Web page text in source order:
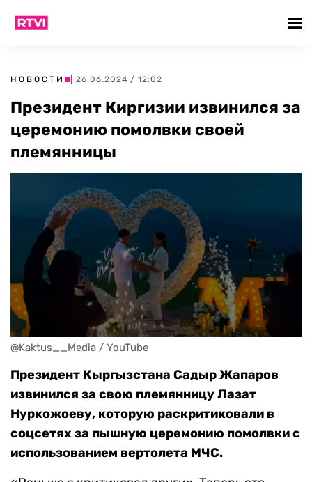
НОВОСТИ | 26.06.2024 / 12:02
Президент Киргизии извинился за
церемонию помолвки своей
племянницы
Президент Кыргызстана Садыр Жапаров
извинился за свою племянницу Лазат
Нуркожоеву, которую раскритиковали в
соцсетях за пышную церемонию помолвки с
использованием вертолета МЧС.